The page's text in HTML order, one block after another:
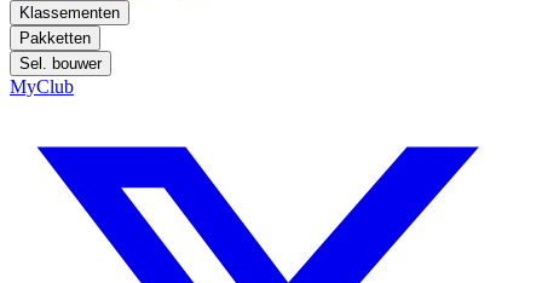
Klassementen
Pakketten
Sel. bouwer
MyClub